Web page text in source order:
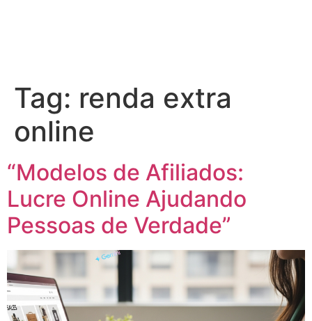
Tag: renda extra
online
“Modelos de Afiliados:
Lucre Online Ajudando
Pessoas de Verdade”